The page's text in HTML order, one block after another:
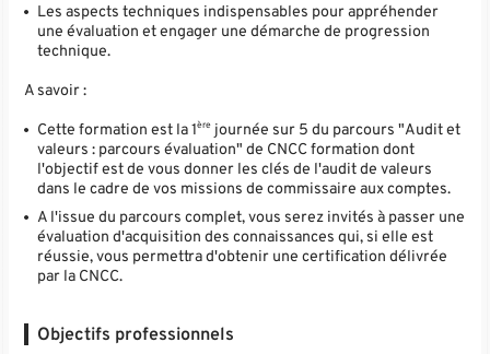
Les aspects techniques indispensables pour appréhender
une évaluation et engager une démarche de progression
technique.
A savoir :
Cette formation est la 1ère journée sur 5 du parcours "Audit et
valeurs : parcours évaluation" de CNCC formation dont
l'objectif est de vous donner les clés de l'audit de valeurs
dans le cadre de vos missions de commissaire aux comptes.
A l'issue du parcours complet, vous serez invités à passer une
évaluation d'acquisition des connaissances qui, si elle est
réussie, vous permettra d'obtenir une certification délivrée
par la CNCC.
Objectifs professionnels